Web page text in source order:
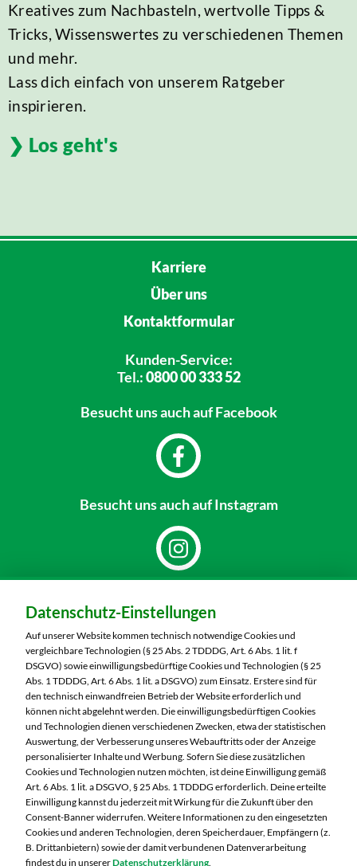
Kreatives zum Nachbasteln, wertvolle Tipps &
Tricks, Wissenswertes zu verschiedenen Themen
und mehr.
Lass dich einfach von unserem Ratgeber
inspirieren.
Los geht's
Karriere
Über uns
Kontaktformular
Kunden-Service:
Tel.:0800 00 333 52
Besucht unsauch auf Facebook
Besucht unsauch auf Instagram
MARKTKAUF Hof
Schleizer Straße 49
95028 Hof
Telefon:09281 7186
Markt ändern
Öffnungszeiten diese Woche:
Mo:
07:00 – 20:00 Uhr
Di:
07:00 – 20:00 Uhr
Mi:
07:00 – 20:00 Uhr
Do:
07:00 – 20:00 Uhr
Fr:
07:00 – 20:00 Uhr
Datenschutz-Einstellungen
Auf unserer Website kommen technisch notwendige Cookies und
vergleichbare Technologien (§ 25 Abs. 2 TDDDG, Art. 6 Abs. 1 lit. f
DSGVO) sowie einwilligungsbedürftige Cookies und Technologien (§ 25
Abs. 1 TDDDG, Art. 6 Abs. 1 lit. a DSGVO) zum Einsatz. Erstere sind für
den technisch einwandfreien Betrieb der Website erforderlich und
können nicht abgelehnt werden. Die einwilligungsbedürftigen Cookies
und Technologien dienen verschiedenen Zwecken, etwa der statistischen
Auswertung, der Verbesserung unseres Webauftritts oder der Anzeige
personalisierter Inhalte und Werbung. Sofern Sie diese zusätzlichen
Cookies und Technologien nutzen möchten, ist deine Einwilligung gemäß
Art. 6 Abs. 1 lit. a DSGVO, § 25 Abs. 1 TDDDG erforderlich. Deine erteilte
Einwilligung kannst du jederzeit mit Wirkung für die Zukunft über den
Consent-Banner widerrufen. Weitere Informationen zu den eingesetzten
Cookies und anderen Technologien, deren Speicherdauer, Empfängern (z.
B. Drittanbietern) sowie der damit verbundenen Datenverarbeitung
findest du in unsererDatenschutzerklärung.